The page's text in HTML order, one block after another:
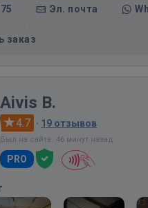
Эл. почта
заказ
Aivis B.
4.7 · 19 отзывов
Был на сайте: 46 минут назад
PRO